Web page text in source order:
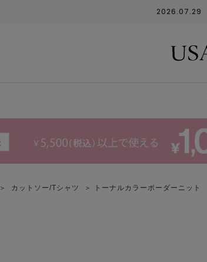
2026.07.29
＞ カットソー/Tシャツ ＞ トーナルカラーボーダーニット